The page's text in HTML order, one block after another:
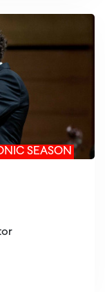
SEASON